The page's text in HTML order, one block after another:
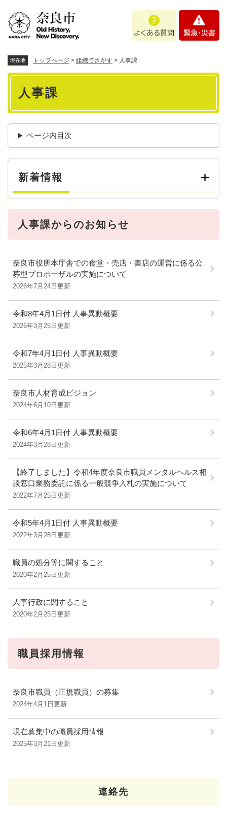
あ
問
・
現在地 トップページ > 組織でさがす > 人事課
本
人事課
ページ内目次
新着情報
人事課からのお知らせ
奈良市役所本庁舎での食堂・売店・書店の運営に係る公
募型プロポーザルの実施について
2026年7月24日更新
令和8年4月1日付 人事異動概要
2026年3月25日更新
令和7年4月1日付 人事異動概要
2025年3月28日更新
奈良市人材育成ビジョン
2024年6月10日更新
令和6年4月1日付 人事異動概要
2024年3月28日更新
【終了しました】令和4年度奈良市職員メンタルヘルス相
談窓口業務委託に係る一般競争入札の実施について
2022年7月25日更新
令和5年4月1日付 人事異動概要
2022年3月28日更新
職員の処分等に関すること
2020年2月25日更新
人事行政に関すること
2020年2月25日更新
職員採用情報
奈良市職員（正規職員）の募集
2024年4月1日更新
現在募集中の職員採用情報
2025年3月21日更新
連絡先